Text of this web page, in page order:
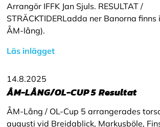
Arrangör IFFK Jan Sjuls. RESULTAT /
STRÄCKTIDERLadda ner Banorna
ÅM-lång).
Läs inlägget
14.8.2025
ÅM-LÅNG/OL-CUP 5 Resultat
ÅM-Lång / OL-Cup 5 arrangerades
augusti vid Breidablick, Markusböle,